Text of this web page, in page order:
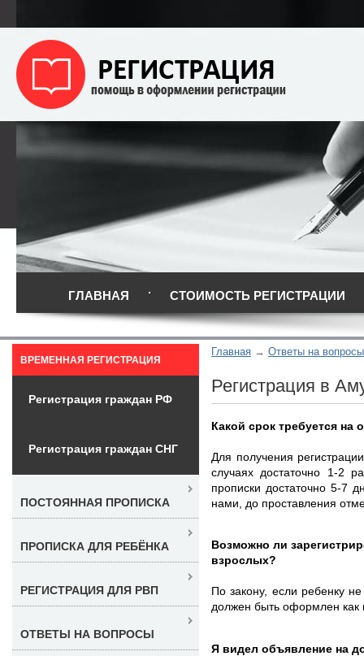
ГЛАВНАЯ СТОИМОСТЬ РЕГИСТРАЦИИ
Главная Ответы на
Регистрация в
Какой срок требуется на
Для получения
случаях достаточно 1-2
прописки достаточно 5-7
нами, до проставления
Возможно ли
взрослых?
По закону, если ребенку
должен быть оформлен
Я видел объявление на
ВРЕМЕННАЯ РЕГИСТРАЦИЯ
Регистрация граждан РФ
Регистрация граждан СНГ
ПОСТОЯННАЯ ПРОПИСКА
ПРОПИСКА ДЛЯ РЕБЁНКА
РЕГИСТРАЦИЯ ДЛЯ РВП
ОТВЕТЫ НА ВОПРОСЫ